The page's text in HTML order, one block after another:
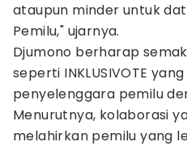
ataupun minder untuk
Pemilu," ujarnya.
Djumono berharap
seperti INKLUSIVOTE
penyelenggara pemilu
Menurutnya, kolaborasi
melahirkan pemilu yang